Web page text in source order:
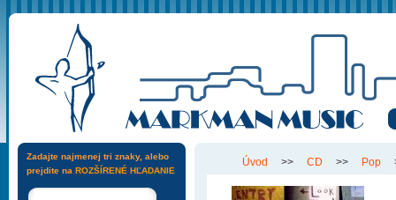
Úvod >> CD >> Pop
Zadajte najmenej tri znaky, alebo
prejdite na ROZŠÍRENÉ HĽADANIE